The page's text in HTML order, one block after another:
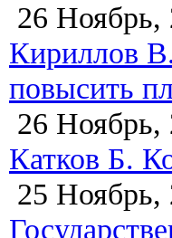
26 Ноябрь,
Кириллов
повысить
26 Ноябрь,
Катков Б.
25 Ноябрь,